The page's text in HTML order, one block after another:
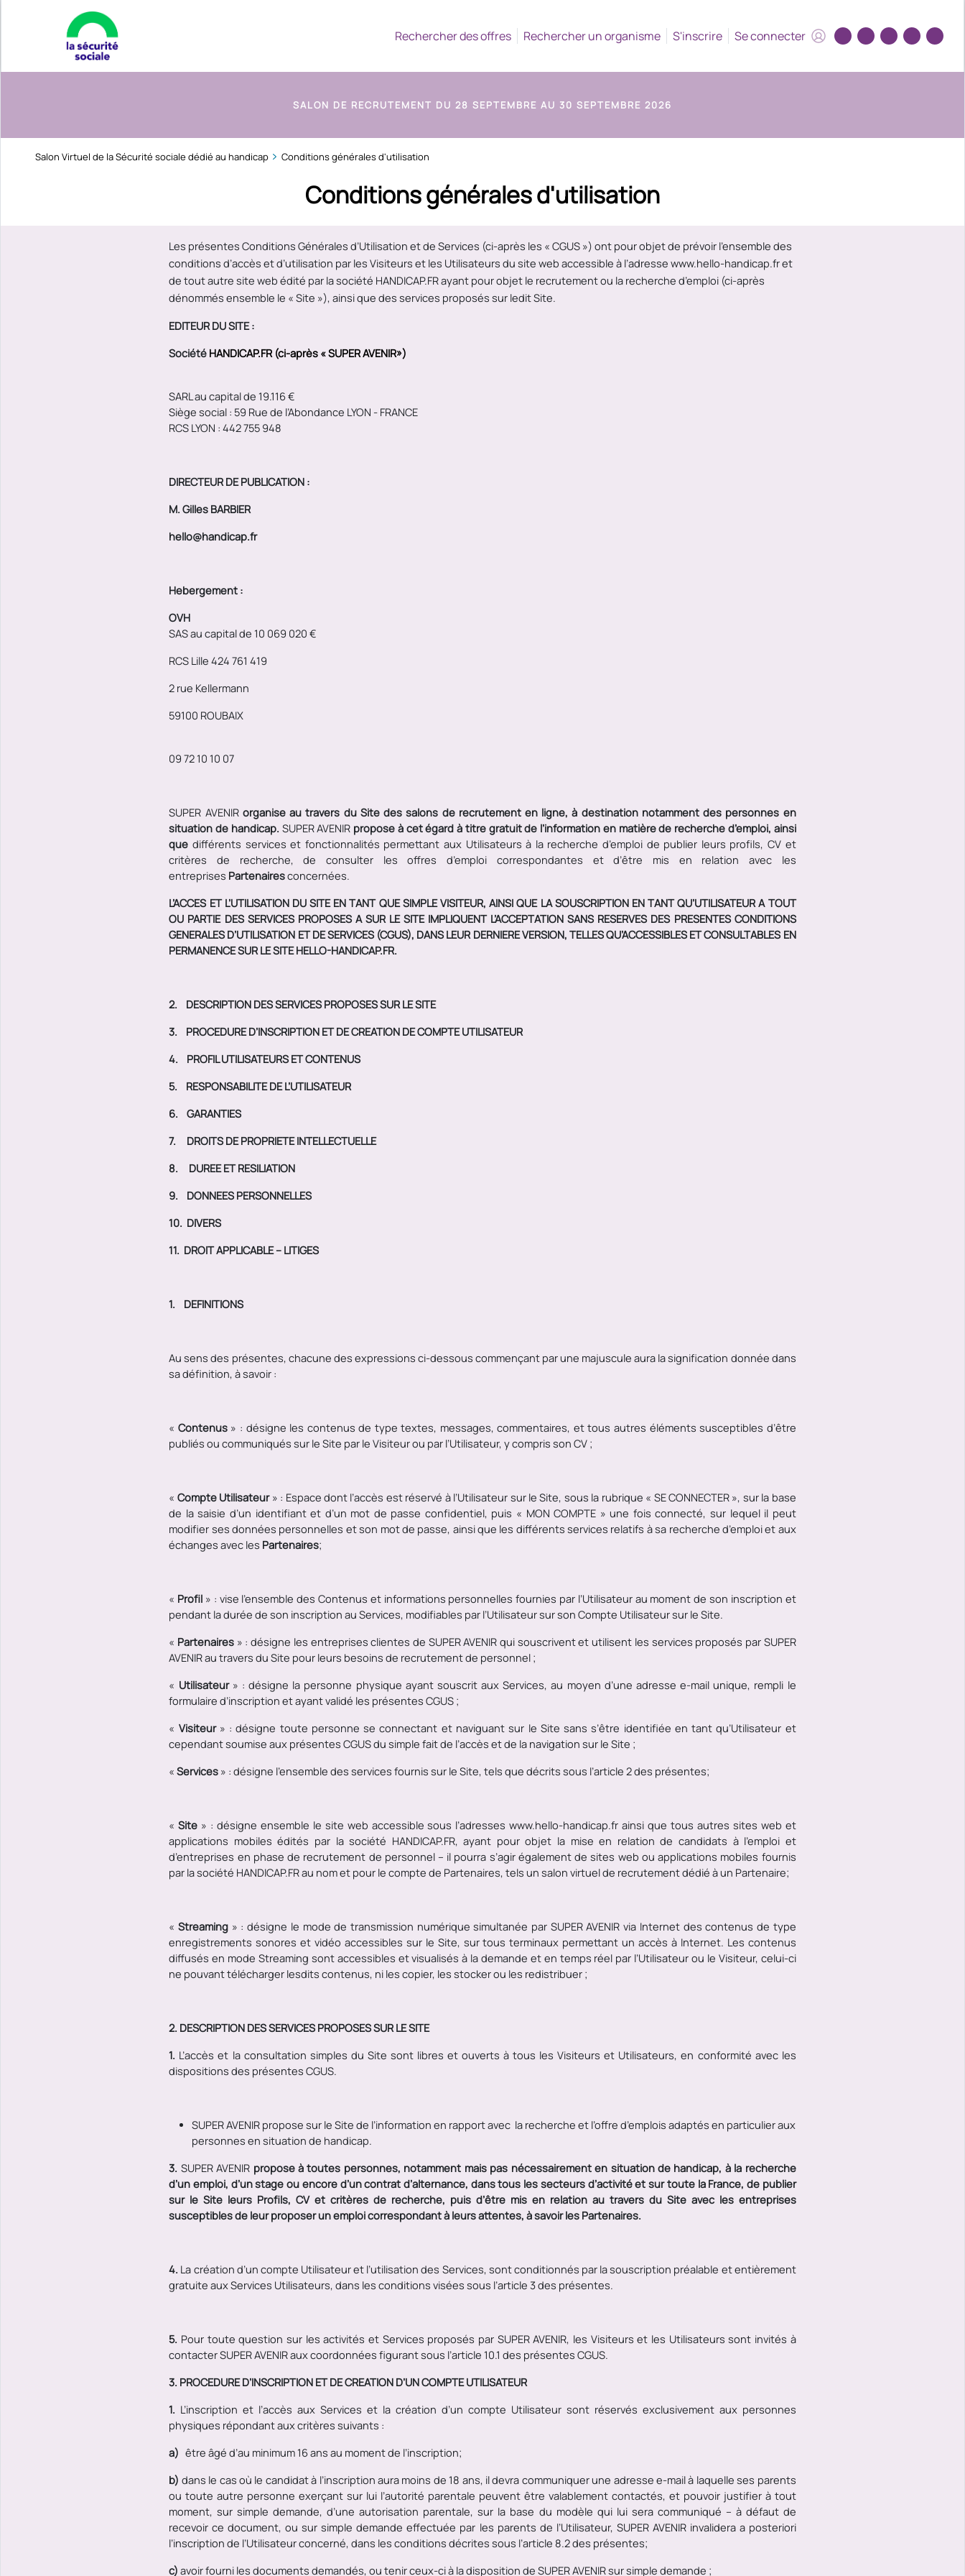
Rechercher des offres Rechercher un organisme S'inscrire Se connecter Trouver de l'aide
Partager sur
Partager
SALON DE RECRUTEMENT DU 28 SEPTEMBRE AU 30 SEPTEMBRE 2026
Salon Virtuel de la Sécurité sociale dédié au handicap Conditions générales d'utilisation
Conditions générales d'utilisation
Les présentes Conditions Générales d’Utilisation et de Services (ci-après les « CGUS ») ont pour objet de prévoir l’ensemble des
conditions d’accès et d’utilisation par les Visiteurs et les Utilisateurs du site web accessible à l’adresse www.hello-handicap.fr et
de tout autre site web édité par la société HANDICAP.FR ayant pour objet le recrutement ou la recherche d’emploi (ci-après
dénommés ensemble le « Site »), ainsi que des services proposés sur ledit Site.
EDITEUR DU SITE :
Société HANDICAP.FR (ci-après « SUPER AVENIR»)
SARL au capital de 19.116 €
Siège social : 59 Rue de l’Abondance LYON - FRANCE
RCS LYON :442 755 948
DIRECTEUR DE PUBLICATION :
M. Gilles BARBIER
hello@handicap.fr
Hebergement :
OVH
SAS au capital de 10 069 020 €
RCS Lille 424 761 419
2 rue Kellermann
59100 ROUBAIX
09 72 10 10 07
SUPER AVENIR organise au travers du Site des salons de recrutement en ligne, à destination notamment des personnes en
situation de handicap. SUPER AVENIR propose à cet égard à titre gratuit de l’information en matière de recherche d’emploi, ainsi
que différents services et fonctionnalités permettant aux Utilisateurs à la recherche d’emploi de publier leurs profils, CV et
critères de recherche, de consulter les offres d’emploi correspondantes et d’être mis en relation avec les
entreprises Partenairesconcernées.
L’ACCES ET L’UTILISATION DU SITE EN TANT QUE SIMPLE VISITEUR, AINSI QUE LA SOUSCRIPTION EN TANT QU’UTILISATEUR A TOUT
OU PARTIE DES SERVICES PROPOSES A SUR LE SITE IMPLIQUENT L’ACCEPTATION SANS RESERVES DES PRESENTES CONDITIONS
GENERALES D’UTILISATION ET DE SERVICES (CGUS), DANS LEUR DERNIERE VERSION, TELLES QU’ACCESSIBLES ET CONSULTABLES EN
PERMANENCE SUR LE SITE HELLO-HANDICAP.FR.
2. DESCRIPTION DES SERVICES PROPOSES SUR LE SITE
3. PROCEDURE D’INSCRIPTION ET DE CREATION DE COMPTE UTILISATEUR
4. PROFIL UTILISATEURS ET CONTENUS
5. RESPONSABILITE DE L’UTILISATEUR
6.GARANTIES
7.
DROITS DE PROPRIETE INTELLECTUELLE
8.
DUREE ET RESILIATION
9. DONNEES PERSONNELLES
10. DIVERS
11. DROIT APPLICABLE – LITIGES
1. DEFINITIONS
Au sens des présentes, chacune des expressions ci-dessous commençant par une majuscule aura la signification donnée dans
sa définition, à savoir :
« Contenus» : désigne les contenus de typetextes, messages, commentaires, et tous autres éléments susceptibles d’être
publiés ou communiqués sur le Site par le Visiteur ou par l’Utilisateur, y compris son CV ;
« Compte Utilisateur » : Espace dont l’accès est réservé à l’Utilisateur sur le Site, sous la rubrique « SE CONNECTER », sur la base
de la saisie d’un identifiant et d’un mot de passe confidentiel, puis « MON COMPTE » une fois connecté, sur lequel il peut
modifier ses données personnelles et son mot de passe, ainsi que les différents services relatifs à sa recherche d’emploi et aux
échanges avec les Partenaires;
« Profil » : vise l’ensemble des Contenus et informations personnelles fournies par l’Utilisateur au moment de son inscription et
pendant la durée de son inscription au Services, modifiables par l’Utilisateur sur son Compte Utilisateur sur le Site.
« Partenaires » : désigne les entreprises clientes de SUPER AVENIR qui souscrivent et utilisent les services proposés par SUPER
AVENIR au travers du Site pour leurs besoins de recrutement de personnel ;
« Utilisateur» : désigne la personne physique ayant souscrit aux Services, au moyen d’une adresse e-mail unique, rempli le
formulaire d’inscription et ayant validé les présentes CGUS ;
« Visiteur» : désigne toute personne se connectant et naviguant sur le Site sans s’être identifiée en tant qu’Utilisateur et
cependant soumise aux présentes CGUS du simple fait de l’accès et de la navigation sur le Site ;
«Services » :désigne l’ensemble des services fournis sur le Site, tels que décrits sous l’article 2 des présentes;
«Site » : désigne ensemble le site web accessible sous l’adresses www.hello-handicap.fr ainsi que tous autres sites web et
applications mobiles édités par la société HANDICAP.FR, ayant pour objet la mise en relation de candidats à l’emploi et
d’entreprises en phase de recrutement de personnel – il pourra s’agir également de sites web ou applications mobiles fournis
par la société HANDICAP.FR au nom et pour le compte de Partenaires, tels un salon virtuel de recrutement dédié à un Partenaire;
«Streaming » : désigne le mode de transmission numérique simultanée par SUPER AVENIR via Internet des contenus de type
enregistrements sonores et vidéo accessibles sur le Site, sur tous terminaux permettant un accès à Internet. Les contenus
diffusés en mode Streaming sont accessibles et visualisés à la demande et en temps réel par l’Utilisateur ou le Visiteur, celui-ci
ne pouvant télécharger lesdits contenus, ni les copier, les stocker ou les redistribuer ;
2. DESCRIPTION DES SERVICES PROPOSES SUR LE SITE
1. L’accès et la consultation simples du Site sont libres et ouverts à tous les Visiteurs et Utilisateurs, en conformité avec les
dispositions des présentes CGUS.
SUPER AVENIR propose sur le Site de l’information en rapport avec la recherche et l’offre d’emplois adaptés en particulier aux
personnes en situation de handicap.
3. SUPER AVENIR propose à toutes personnes, notamment mais pas nécessairement en situation de handicap, à la recherche
d’un emploi, d’un stage ou encore d’un contrat d’alternance, dans tous les secteurs d’activité et sur toute la France, de publier
sur le Site leurs Profils, CV et critères de recherche, puis d’être mis en relation au travers du Site avec les entreprises
susceptibles de leur proposer un emploi correspondant à leurs attentes, à savoir les Partenaires.
4. La création d’un compte Utilisateur et l’utilisation des Services, sont conditionnés par la souscription préalable et entièrement
gratuite aux Services Utilisateurs, dans les conditions visées sous l’article 3 des présentes.
5. Pour toute question sur les activités et Services proposés par SUPER AVENIR, les Visiteurs et les Utilisateurs sont invités à
contacter SUPER AVENIRaux coordonnées figurant sous l’article 10.1 des présentes CGUS.
3. PROCEDURE D’INSCRIPTION ET DE CREATION D’UN COMPTE UTILISATEUR
1. L’inscription et l’accès aux Services et la création d’un compte Utilisateur sont réservés exclusivement aux personnes
physiques répondant aux critères suivants :
a)être âgé d’au minimum 16 ans au moment de l’inscription;
b) dans le cas où le candidat à l’inscription aura moins de 18 ans, il devra communiquer une adresse e-mail à laquelle ses parents
ou toute autre personne exerçant sur lui l’autorité parentale peuvent être valablement contactés, et pouvoir justifier à tout
moment, sur simple demande, d’une autorisation parentale, sur la base du modèle qui lui sera communiqué – à défaut de
recevoir ce document, ou sur simple demande effectuée par les parents de l’Utilisateur, SUPER AVENIR invalidera a posteriori
l’inscription de l’Utilisateur concerné, dans les conditions décrites sous l’article 8.2 des présentes;
c) avoir fourni les documents demandés, ou tenir ceux-ci à la disposition de SUPER AVENIRsur simple demande ;